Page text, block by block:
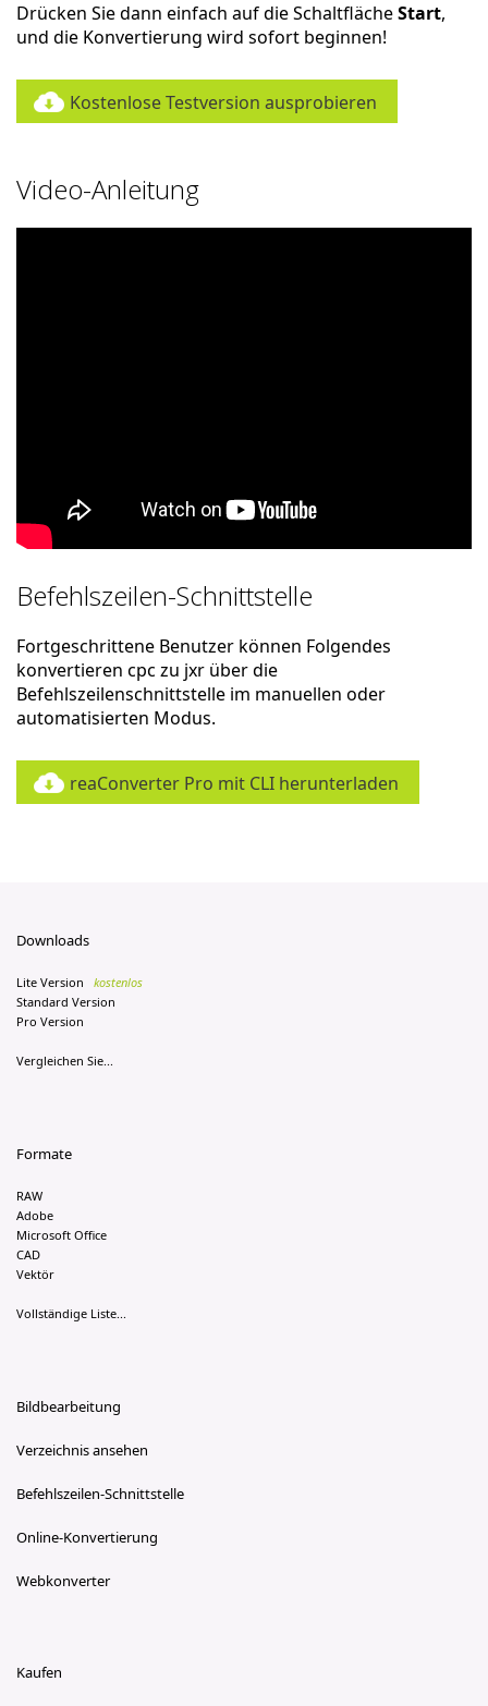
Drücken Sie dann einfach auf die SchaltflächeStart,
und die Konvertierung wird sofort beginnen!
Kostenlose Testversion ausprobieren
Video-Anleitung
Befehlszeilen-Schnittstelle
Fortgeschrittene Benutzer können Folgendes
konvertieren cpc zu jxr über die
Befehlszeilenschnittstelle im manuellen oder
automatisierten Modus.
reaConverter Pro mit CLI herunterladen
Downloads
Lite Version
kostenlos
Standard Version
Pro Version
Vergleichen Sie...
Formate
RAW
Adobe
Microsoft Office
CAD
Vektör
Vollständige Liste...
Bildbearbeitung
Verzeichnis ansehen
Befehlszeilen-Schnittstelle
Online-Konvertierung
Webkonverter
Kaufen